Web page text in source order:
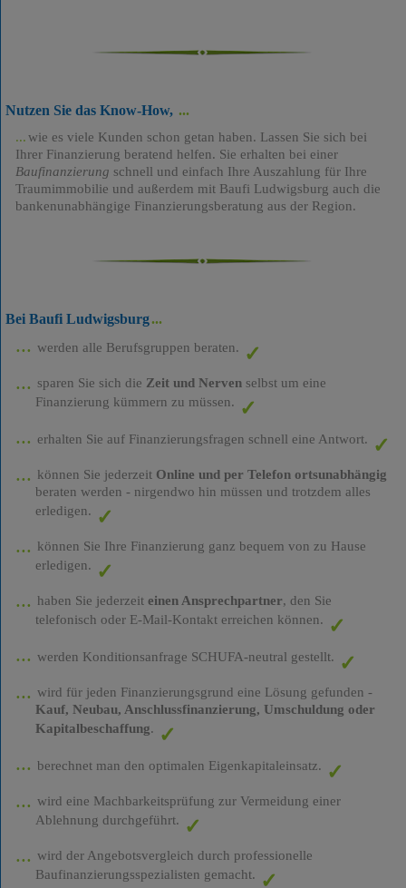
Nutzen Sie das Know-How,
wie es viele Kunden schon getan haben. Lassen Sie sich bei
Ihrer Finanzierung beratend helfen. Sie erhalten bei einer
Baufinanzierung schnell und einfach Ihre Auszahlung für Ihre
Traumimmobilie und außerdem mit Baufi Ludwigsburg auch die
bankenunabhängige Finanzierungsberatung aus der Region.
Bei Baufi Ludwigsburg
werden alle Berufsgruppen beraten.
sparen Sie sich die Zeit und Nervenselbst um eine
Finanzierung kümmern zu müssen.
erhalten Sie auf Finanzierungsfragen schnell eine Antwort.
können Sie jederzeit Online und per Telefon ortsunabhängig
beraten werden - nirgendwo hin müssen und trotzdem alles
erledigen.
können Sie Ihre Finanzierung ganz bequem von zu Hause
erledigen.
haben Sie jederzeit einen Ansprechpartner, den Sie
telefonisch oder E-Mail-Kontakt erreichen können.
werden Konditionsanfrage SCHUFA-neutral gestellt.
wird für jeden Finanzierungsgrund eine Lösung gefunden -
Kauf, Neubau, Anschlussfinanzierung, Umschuldung oder
Kapitalbeschaffung.
berechnet man den optimalen Eigenkapitaleinsatz.
wird eine Machbarkeitsprüfung zur Vermeidung einer
Ablehnung durchgeführt.
wird der Angebotsvergleich durch professionelle
Baufinanzierungsspezialisten gemacht.